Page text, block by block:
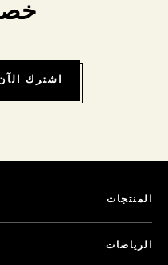
خصم
اشترك
المنتجات
الرياضات